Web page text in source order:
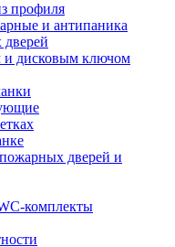
профиля
и антипаника
и дисковым ключом
дверей и
комплекты